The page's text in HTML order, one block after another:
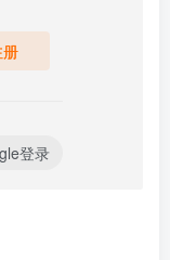
登录